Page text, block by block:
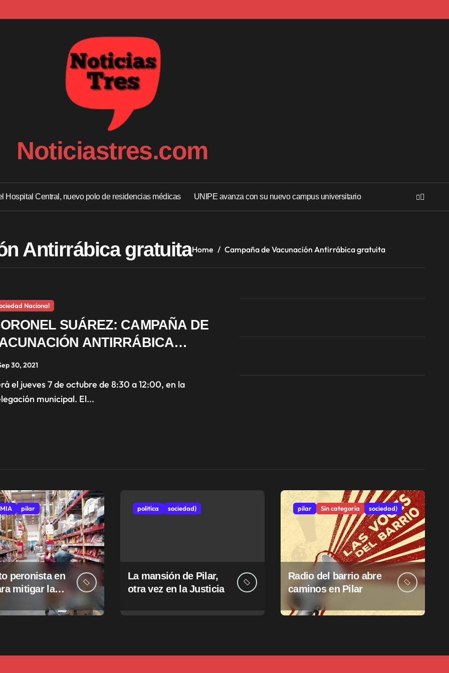
Noticiastres.com
Hospital Central, nuevo polo de residencias médicas UNIPE avanza con su nuevo campus universitario
Antirrábica gratuitaHome Campaña de Vacunación Antirrábica gratuita
Nacional
SUÁREZ: CAMPAÑA DE
ANTIRRÁBICA
EN PUEBLO SAN JOSÉ
30, 2021
municipal. El...
pilar
peronista en
mitigar la
politíca sociedad}
La mansión de Pilar,
otra vez en la Justicia
pilar Sin categoría sociedad}
Radio del barrio abre
caminos en Pilar